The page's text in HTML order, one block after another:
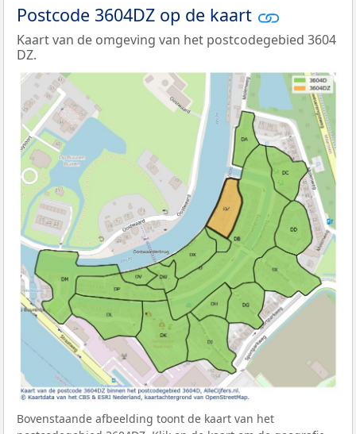
Postcode 3604DZ op de kaart
Kaart van de omgeving van het postcodegebied 3604
DZ.
Bovenstaande afbeelding toont de kaart van het